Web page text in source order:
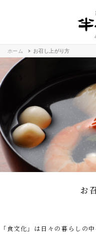
ホーム お召し上がり方
お
「食文化」は日々の暮らしの